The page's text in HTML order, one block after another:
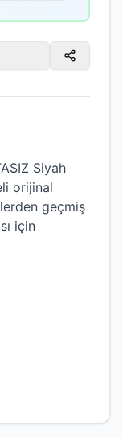
Siyah
orijinal
geçmiş
için